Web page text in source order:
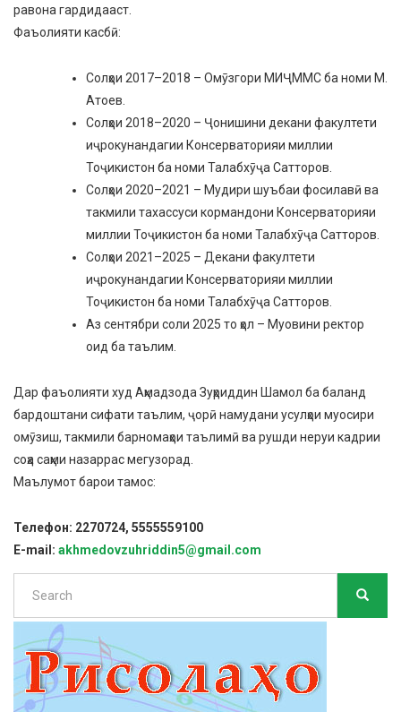
равона гардидааст.
Фаъолияти касбӣ:
Солҳои 2017–2018 – Омӯзгори МИҶММС ба номи М.
Атоев.
Солҳои 2018–2020 – Ҷонишини декани факултети
иҷрокунандагии Консерваторияи миллии
Тоҷикистон ба номи Талабхӯҷа Сатторов.
Солҳои 2020–2021 – Мудири шуъбаи фосилавӣ ва
такмили тахассуси кормандони Консерваторияи
миллии Тоҷикистон ба номи Талабхӯҷа Сатторов.
Солҳои 2021–2025 – Декани факултети
иҷрокунандагии Консерваторияи миллии
Тоҷикистон ба номи Талабхӯҷа Сатторов.
Аз сентябри соли 2025 то ҳол – Муовини ректор
оид ба таълим.
Дар фаъолияти худ Аҳмадзода Зуҳриддин Шамол ба баланд
бардоштани сифати таълим, ҷорӣ намудани усулҳои муосири
омӯзиш, такмили барномаҳои таълимӣ ва рушди неруи кадрии
соҳа саҳми назаррас мегузорад.
Маълумот барои тамос:
Телефон: 2270724, 5555559100
E-mail: akhmedovzuhriddin5@gmail.com
Search